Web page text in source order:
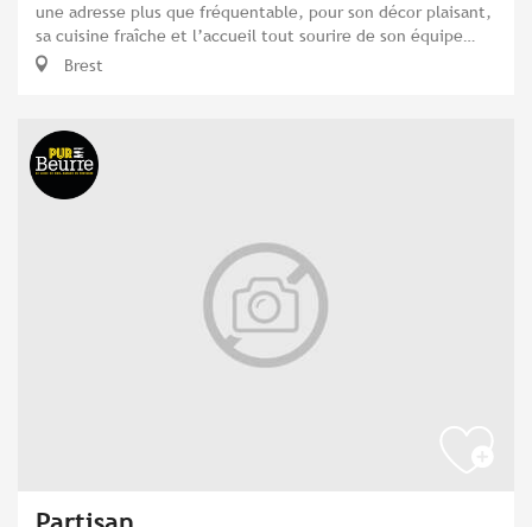
une adresse plus que fréquentable, pour son décor plaisant,
sa cuisine fraîche et l’accueil tout sourire de son équipe…
Brest